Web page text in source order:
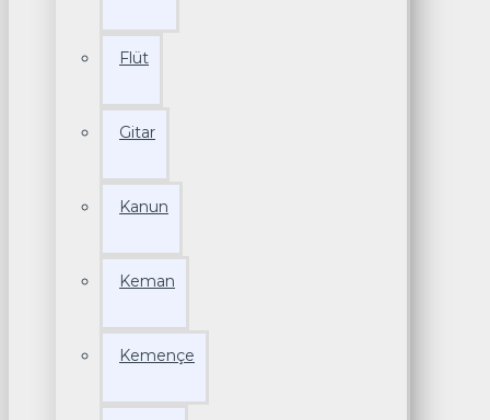
Flüt
Gitar
Kanun
Keman
Kemençe